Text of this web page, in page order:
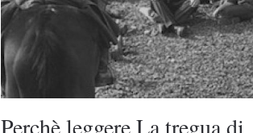
Perchè leggere La tregua di